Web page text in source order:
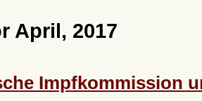
April, 2017
Impfkommission